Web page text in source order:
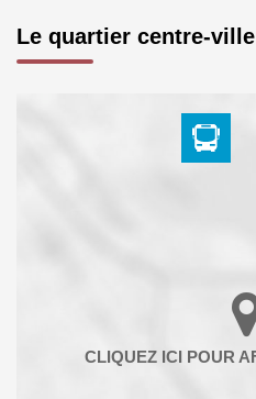
Le quartier centre-ville